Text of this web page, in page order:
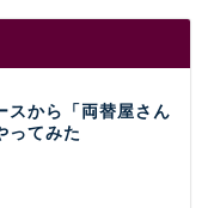
スから「両替屋さん
ってみた